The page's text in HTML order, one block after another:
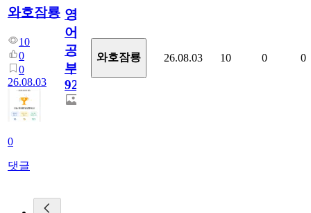
와호잠룡
10
0
0
26.08.03
0
댓글
영
어
공
부
927
와호잠룡 26.08.03 10 0 0